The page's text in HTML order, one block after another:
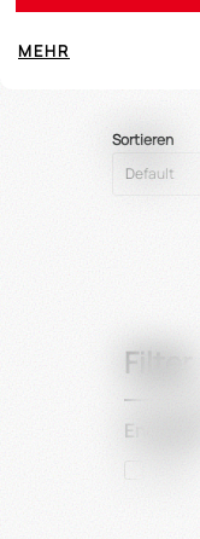
Sortieren
Filter
Energieart
MEHR